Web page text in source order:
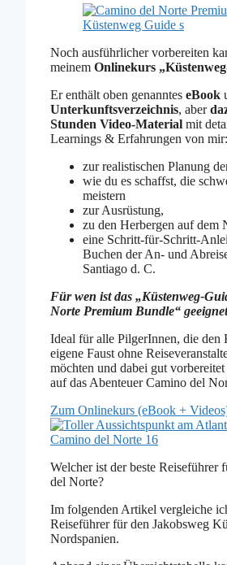
Noch ausführlicher vorbereiten
meinem Onlinekurs
Er enthält oben genanntes eBook
Unterkunftsverzeichnis, aber
Stunden Video-Material mit
Learnings & Erfahrungen von mir:
zur realistischen Planung
wie du es schaffst, die
meistern
zur Ausrüstung,
zu den Herbergen auf dem
eine Schritt-für-Schritt-
Buchen der An- und
Santiago d. C.
Für wen ist das „Küstenweg-
Norte Premium Bundle“
Ideal für alle PilgerInnen, die den
eigene Faust ohne
möchten und dabei gut
auf das Abenteuer Camino del
Zum Onlinekurs (eBook +
Welcher ist der beste Reiseführer
del Norte?
Im folgenden Artikel vergleiche
Reiseführer für den Jakobsweg
Nordspanien.